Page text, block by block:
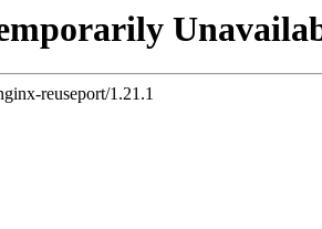
reuseport/1.21.1